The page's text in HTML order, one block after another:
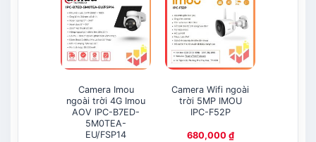
Camera Imou
ngoài trời 4G Imou
AOV IPC-B7ED-
5M0TEA-
EU/FSP14
Camera Wifi ngoài
trời 5MP IMOU
IPC-F52P
680,000 ₫